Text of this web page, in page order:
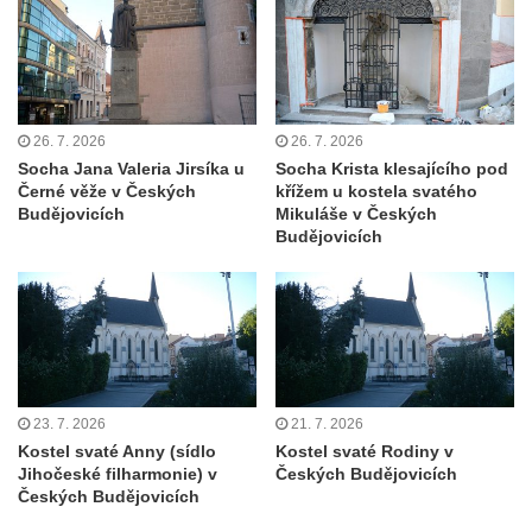
Kaple v Bílince
Kostel Čtrnácti svatých pomocníků v
Mělníku
Kaple v areálu kostela svaté Ludmily v
Kostel svaté Ludmily v Mělníku
Kostel svatého Víta v Dobřanech
Kostel svatého Mikuláše v Dobřanech
Kostel Nanebevzetí Panny Marie v
Netolicích
Kostel svatého Václava v Netolicích
Kostel svatého Vavřince v Pištíně
Kostel svatého Václava ve Zlivi
26. 7. 2026
Socha Jana Valeria Jirsíka u
Černé věže v Českých
Budějovicích
26. 7. 2026
Socha Krista klesajícího pod
křížem u kostela svatého
Mikuláše v Českých
Budějovicích
23. 7. 2026
Kostel svaté Anny (sídlo
Jihočeské filharmonie) v
Českých Budějovicích
21. 7. 2026
Kostel svaté Rodiny v
Českých Budějovicích